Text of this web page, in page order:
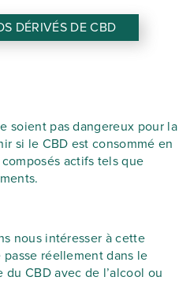
DÉRIVÉS DE CBD
soient pas dangereux pour la
si le CBD est consommé en
actifs tels que
nous intéresser à cette
réellement dans le
du CBD avec de l’alcool ou